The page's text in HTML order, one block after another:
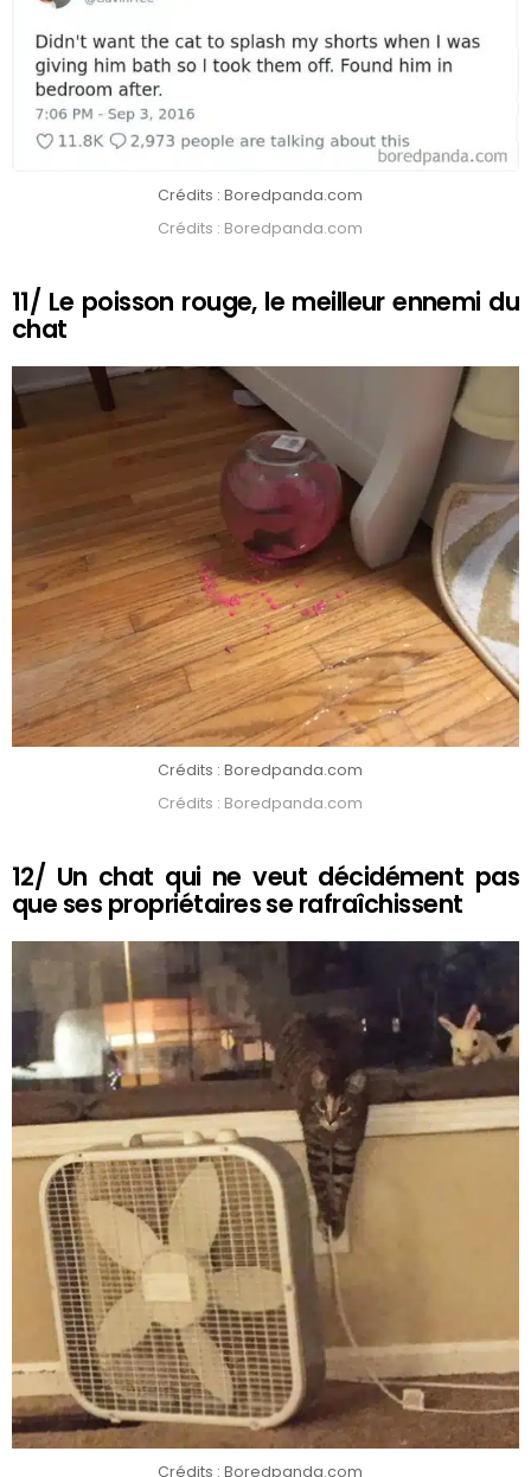
Crédits : Boredpanda.com
Crédits : Boredpanda.com
11/ Le poisson rouge, le meilleur ennemi du
chat
Crédits : Boredpanda.com
Crédits : Boredpanda.com
12/ Un chat qui ne veut décidément pas
que ses propriétaires se rafraîchissent
Crédits : Boredpanda.com